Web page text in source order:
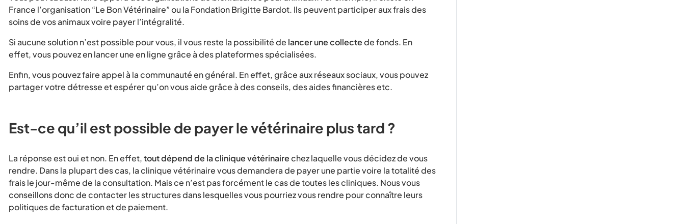
France l’organisation “Le Bon Vétérinaire” ou la Fondation Brigitte Bardot. Ils peuvent participer aux frais des
soins de vos animaux voire payer l’intégralité.
Si aucune solution n’est possible pour vous, il vous reste la possibilité de lancer une collectede fonds. En
effet, vous pouvez en lancer une en ligne grâce à des plateformes spécialisées.
Enfin, vous pouvez faire appel à la communauté en général. En effet, grâce aux réseaux sociaux, vous pouvez
partager votre détresse et espérer qu’on vous aide grâce à des conseils, des aides financières etc.
Est-ce qu’il est possible de payer le vétérinaire plus tard ?
La réponse est oui et non. En effet,tout dépend de la clinique vétérinairechez laquelle vous décidez de vous
rendre. Dans la plupart des cas, la clinique vétérinaire vous demandera de payer une partie voire la totalité des
frais le jour-même de la consultation. Mais ce n’est pas forcément le cas de toutes les cliniques. Nous vous
conseillons donc de contacter les structures dans lesquelles vous pourriez vous rendre pour connaître leurs
politiques de facturation et de paiement.